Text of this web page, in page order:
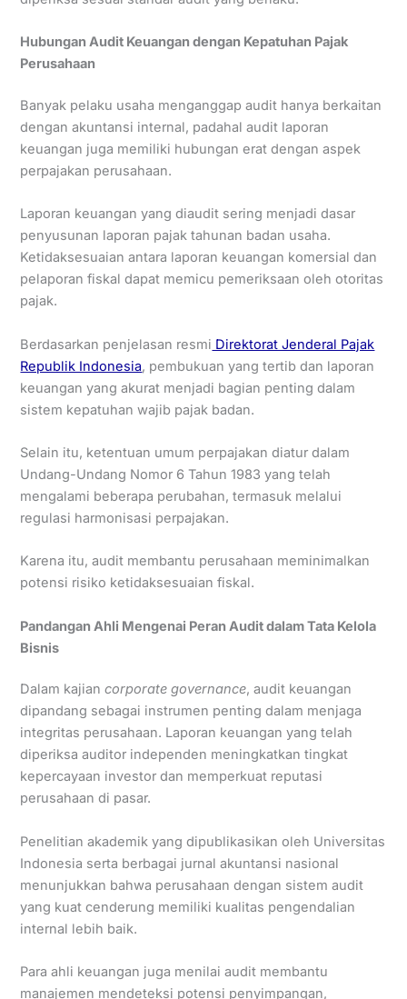
Hubungan Audit Keuangan dengan Kepatuhan Pajak
Perusahaan
Banyak pelaku usaha menganggap audit hanya berkaitan
dengan akuntansi internal, padahal audit laporan
keuangan juga memiliki hubungan erat dengan aspek
perpajakan perusahaan.
Laporan keuangan yang diaudit sering menjadi dasar
penyusunan laporan pajak tahunan badan usaha.
Ketidaksesuaian antara laporan keuangan komersial dan
pelaporan fiskal dapat memicu pemeriksaan oleh otoritas
pajak.
Berdasarkan penjelasan resmi Direktorat Jenderal Pajak
Republik Indonesia, pembukuan yang tertib dan laporan
keuangan yang akurat menjadi bagian penting dalam
sistem kepatuhan wajib pajak badan.
Selain itu, ketentuan umum perpajakan diatur dalam
Undang-Undang Nomor 6 Tahun 1983 yang telah
mengalami beberapa perubahan, termasuk melalui
regulasi harmonisasi perpajakan.
Karena itu, audit membantu perusahaan meminimalkan
potensi risiko ketidaksesuaian fiskal.
Pandangan Ahli Mengenai Peran Audit dalam Tata Kelola
Bisnis
Dalam kajiancorporate governance, audit keuangan
dipandang sebagai instrumen penting dalam menjaga
integritas perusahaan. Laporan keuangan yang telah
diperiksa auditor independen meningkatkan tingkat
kepercayaan investor dan memperkuat reputasi
perusahaan di pasar.
Penelitian akademik yang dipublikasikan oleh Universitas
Indonesia serta berbagai jurnal akuntansi nasional
menunjukkan bahwa perusahaan dengan sistem audit
yang kuat cenderung memiliki kualitas pengendalian
internal lebih baik.
Para ahli keuangan juga menilai audit membantu
manajemen mendeteksi potensi penyimpangan,